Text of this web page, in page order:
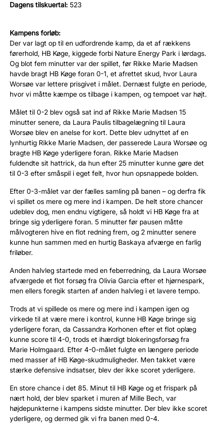
Dagens tilskuertal: 523
Kampens forløb:
Der var lagt op til en udfordrende kamp, da et af rækkens
førerhold, HB Køge, kiggede forbi Nature Energy Park i lørdags.
Og blot fem minutter var der spillet, før Rikke Marie Madsen
havde bragt HB Køge foran 0-1, et afrettet skud, hvor Laura
Worsøe var lettere prisgivet i målet. Dernæst fulgte en periode,
hvor vi måtte kæmpe os tilbage i kampen, og tempoet var højt.
Målet til 0-2 blev også sat ind af Rikke Marie Madsen 15
minutter senere, da Laura Paulis tilbagelægning til Laura
Worsøe blev en anelse for kort. Dette blev udnyttet af en
lynhurtig Rikke Marie Madsen, der passerede Laura Worsøe og
bragte HB Køge yderligere foran. Rikke Marie Madsen
fuldendte sit hattrick, da hun efter 25 minutter kunne gøre det
til 0-3 efter småspil i eget felt, hvor hun opsnappede bolden.
Efter 0-3-målet var der fælles samling på banen – og derfra fik
vi spillet os mere og mere ind i kampen. De helt store chancer
udeblev dog, men endnu vigtigere, så holdt vi HB Køge fra at
bringe sig yderligere foran. 5 minutter før pausen måtte
målvogteren hive en flot redning frem, og 2 minutter senere
kunne hun sammen med en hurtig Baskaya afværge en farlig
friløber.
Anden halvleg startede med en feberredning, da Laura Worsøe
afværgede et flot forsøg fra Olivia Garcia efter et hjørnespark,
men ellers foregik starten af anden halvleg i et lavere tempo.
Trods at vi spillede os mere og mere ind i kampen igen og
virkede til at være mere i kontrol, kunne HB Køge bringe sig
yderligere foran, da Cassandra Korhonen efter et flot oplæg
kunne score til 4-0, trods et ihærdigt blokeringsforsøg fra
Marie Holmgaard. Efter 4-0-målet fulgte en længere periode
med masser af HB Køge-skudmuligheder. Men takket være
stærke defensive indsatser, blev der ikke scoret yderligere.
En store chance i det 85. Minut til HB Køge og et frispark på
nært hold, der blev sparket i muren af Mille Bech, var
højdepunkterne i kampens sidste minutter. Der blev ikke scoret
yderligere, og dermed gik vi fra banen med 0-4.